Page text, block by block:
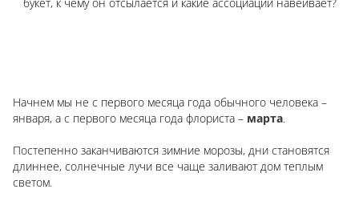
Начнем мы не с первого месяца года обычного человека –
января, а с первого месяца года флориста – марта.
Постепенно заканчиваются зимние морозы, дни становятся
длиннее, солнечные лучи все чаще заливают дом теплым
светом.